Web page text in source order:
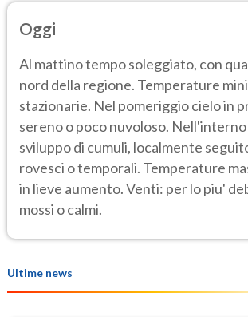
Oggi
Al mattino tempo soleggiato, con
nord della regione. Temperature
stazionarie. Nel pomeriggio cielo in
sereno o poco nuvoloso.
sviluppo di cumuli, localmente
rovesci o temporali. Temperature
in lieve aumento. Venti: per lo piu'
mossi o calmi.
Ultime news